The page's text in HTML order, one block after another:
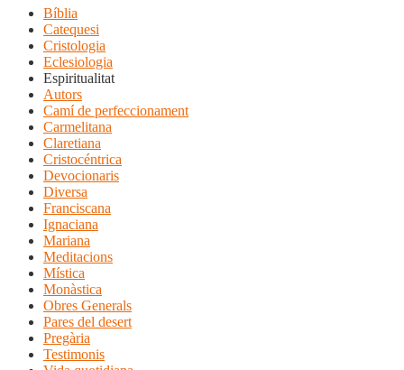
Bíblia
Catequesi
Cristologia
Eclesiologia
Espiritualitat
Autors
Camí de perfeccionament
Carmelitana
Claretiana
Cristocéntrica
Devocionaris
Diversa
Franciscana
Ignaciana
Mariana
Meditacions
Mística
Monàstica
Obres Generals
Pares del desert
Pregària
Testimonis